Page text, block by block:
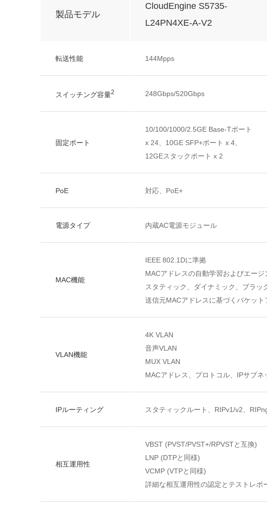
製品モデル
CloudEngine S5735-
L24PN4XE-A-V2
転送性能 144Mpps
スイッチング容量2 248Gbps/520Gbps
固定ポート
10/100/1000/2.5GE Base-Tポート
x 24、10GE SFP+ポート x 4、
12GEスタックポート x 2
PoE 対応、PoE+
電源タイプ ­内蔵AC電源モジュール­
MAC機能
IEEE 802.1Dに準拠
MACアドレスの自動学習およびエージ
スタティック、ダイナミック、ブラッ
送信元MACアドレスに基づくパケット
VLAN機能
4K VLAN
音声VLAN
MUX VLAN
MACアドレス、プロトコル、IPサブ
IPルーティング スタティックルート、RIPv1/v2、
相互運用性
VBST (PVST/PVST+/RPVSTと互換)
LNP (DTPと同様)
VCMP (VTPと同様)
詳細な相互運用性の認定とテストレポ